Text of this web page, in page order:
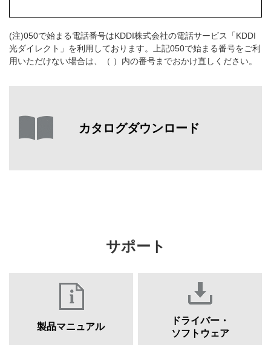
(注)050で始まる電話番号はKDDI株式会社の電話サービス「KDDI
光ダイレクト」を利用しております。上記050で始まる番号をご利
用いただけない場合は、（ ）内の番号までおかけ直しください。
カタログダウンロード
サポート
製品マニュアル
ドライバー・
ソフトウェア